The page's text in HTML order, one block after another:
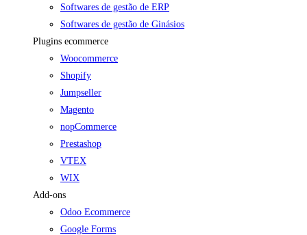
Softwares de gestão de ERP
Softwares de gestão de Ginásios
Plugins ecommerce
Woocommerce
Shopify
Jumpseller
Magento
nopCommerce
Prestashop
VTEX
WIX
Add-ons
Odoo Ecommerce
Google Forms